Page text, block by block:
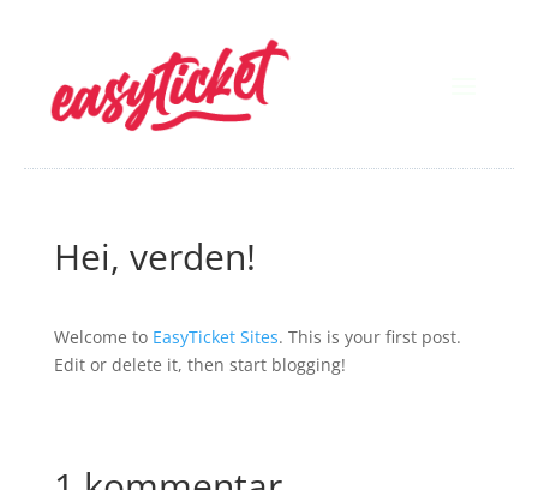
Hei, verden!
Welcome to EasyTicket Sites. This is your first post.
Edit or delete it, then start blogging!